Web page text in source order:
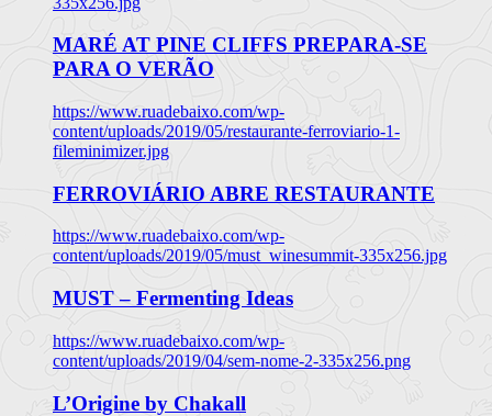
MARÉ AT PINE CLIFFS PREPARA-SE
PARA O VERÃO
https://www.ruadebaixo.com/wp-
content/uploads/2019/05/restaurante-ferroviario-1-
fileminimizer.jpg
FERROVIÁRIO ABRE RESTAURANTE
https://www.ruadebaixo.com/wp-
content/uploads/2019/05/must_winesummit-335x256.jpg
MUST – Fermenting Ideas
https://www.ruadebaixo.com/wp-
content/uploads/2019/04/sem-nome-2-335x256.png
L’Origine by Chakall